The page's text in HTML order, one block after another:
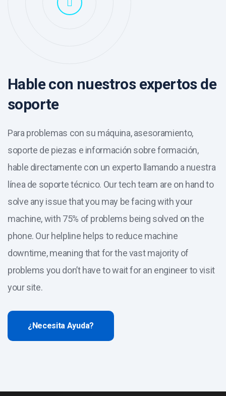
Hable con nuestros expertos de
soporte
Para problemas con su máquina, asesoramiento,
soporte de piezas e información sobre formación,
hable directamente con un experto llamando a nuestra
línea de soporte técnico. Our tech team are on hand to
solve any issue that you may be facing with your
machine, with 75% of problems being solved on the
phone. Our helpline helps to reduce machine
downtime, meaning that for the vast majority of
problems you don’t have to wait for an engineer to visit
your site.
¿Necesita Ayuda?